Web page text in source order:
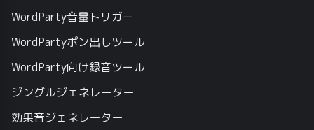
WordParty音量トリガー
WordPartyポン出しツール
WordParty向け録音ツール
ジングルジェネレーター
効果音ジェネレーター